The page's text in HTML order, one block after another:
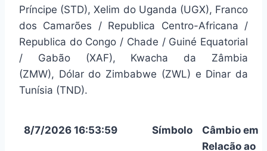
Príncipe (STD), Xelim do Uganda (UGX), Franco
dos Camarões / Republica Centro-Africana /
Republica do Congo / Chade / Guiné Equatorial
/ Gabão (XAF), Kwacha da Zâmbia
(ZMW), Dólar do Zimbabwe (ZWL) e Dinar da
Tunísia (TND).
8/7/2026 16:53:59 Símbolo
Câmbio em
Relacão ao